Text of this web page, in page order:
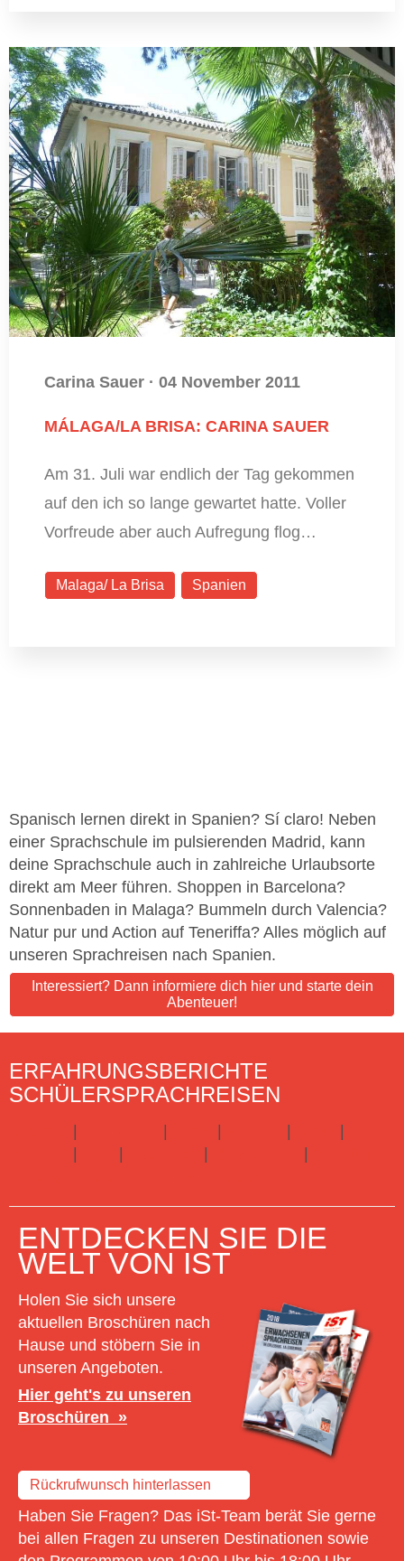
Carina Sauer · 04 November 2011
MÁLAGA/LA BRISA: CARINA SAUER
Am 31. Juli war endlich der Tag gekommen
auf den ich so lange gewartet hatte. Voller
Vorfreude aber auch Aufregung flog…
Malaga/ La Brisa Spanien
Spanisch lernen direkt in Spanien? Sí claro! Neben
einer Sprachschule im pulsierenden Madrid, kann
deine Sprachschule auch in zahlreiche Urlaubsorte
direkt am Meer führen. Shoppen in Barcelona?
Sonnenbaden in Malaga? Bummeln durch Valencia?
Natur pur und Action auf Teneriffa? Alles möglich auf
unseren Sprachreisen nach Spanien.
Interessiert? Dann informiere dich hier und starte dein
Abenteuer!
ERFAHRUNGSBERICHTE
SCHÜLERSPRACHREISEN
ENTDECKEN SIE DIE
WELT VON IST
Holen Sie sich unsere
aktuellen Broschüren nach
Hause und stöbern Sie in
unseren Angeboten.
Hier geht's zu unseren
Broschüren
Rückrufwunsch hinterlassen
Haben Sie Fragen? Das iSt-Team berät Sie gerne
bei allen Fragen zu unseren Destinationen sowie